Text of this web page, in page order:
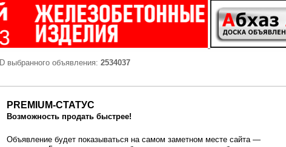
ID выбранного объявления: 2534037
PREMIUM-СТАТУС
Возможность продать быстрее!
Объявление будет показываться на самом заметном месте сайта —